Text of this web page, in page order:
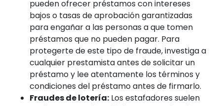
pueden ofrecer préstamos con intereses
bajos o tasas de aprobación garantizadas
para engañar a las personas a que tomen
préstamos que no pueden pagar. Para
protegerte de este tipo de fraude, investiga a
cualquier prestamista antes de solicitar un
préstamo y lee atentamente los términos y
condiciones del préstamo antes de firmarlo.
Fraudes de lotería: Los estafadores suelen